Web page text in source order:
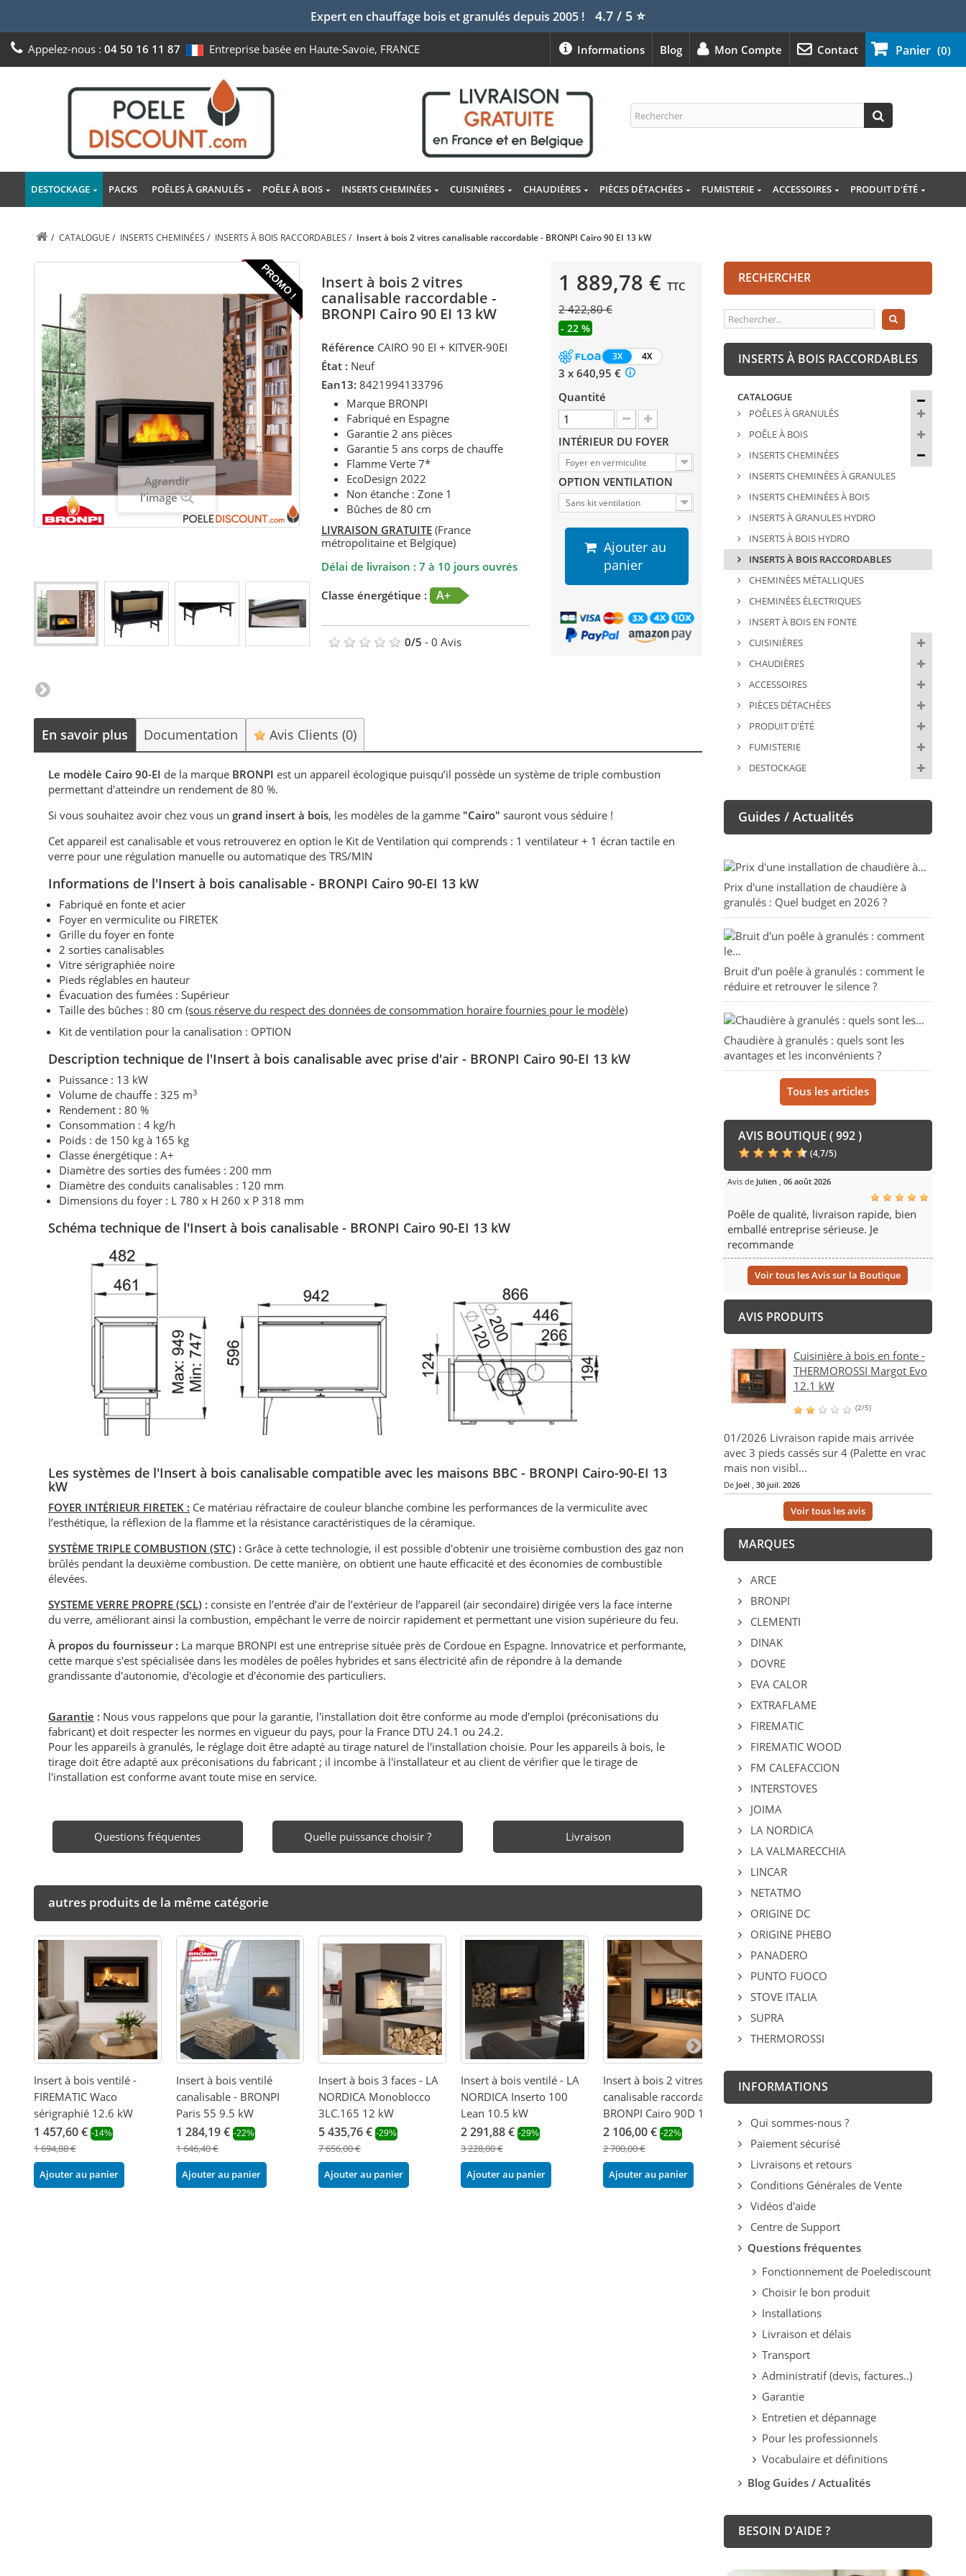
Expert en chauffage bois et granulés depuis 2005 ! 4.7 / 5⭐
Panier (0)
Appelez-nous : 04 50 16 11 87 Entreprise basée en Haute-Savoie, FRANCE Contact
Mon Compte
Blog
Informations
DESTOCKAGE PACKS POÊLES À GRANULÉS POÊLE À BOIS INSERTS CHEMINÉES CUISINIÈRES CHAUDIÈRES PIÈCES DÉTACHÉES FUMISTERIE ACCESSOIRES PRODUIT D'ÉTÉ
/ CATALOGUE / INSERTS CHEMINÉES / INSERTS À BOIS RACCORDABLES / Insert à bois 2 vitres canalisable raccordable - BRONPI Cairo 90 EI 13 kW
PROMO !
Agrandir
l'image
Insert à bois 2 vitres
canalisable raccordable -
BRONPI Cairo 90 EI 13 kW
Référence CAIRO 90 EI + KITVER-90EI
État : Neuf
Ean13: 8421994133796
Marque BRONPI
Fabriqué en Espagne
Garantie 2 ans pièces
Garantie 5 ans corps de chauffe
Flamme Verte 7*
EcoDesign 2022
Non étanche : Zone 1
Bûches de 80 cm
LIVRAISON GRATUITE (France
métropolitaine et Belgique)
Délai de livraison : 7 à 10 jours ouvrés
Classe énergétique :
A+
0/5 - 0 Avis
1 889,78 € TTC
2 422,80 €
- 22 %
3X 4X
3 x 640,95 €
Quantité
INTÉRIEUR DU FOYER
Foyer en vermiculite
OPTION VENTILATION
Sans kit ventilation
Ajouter au
panier
En savoir plus Documentation Avis Clients(0)
Le modèle Cairo 90-EI de la marque BRONPIest un appareil écologique puisqu’il possède un système de triple combustion
permettant d'atteindre un rendement de 80 %.
Si vous souhaitez avoir chez vous ungrand insert à bois, les modèles de la gamme "Cairo"sauront vous séduire !
Cet appareil est canalisable et vous retrouverez en option le Kit de Ventilation qui comprends : 1 ventilateur + 1 écran tactile en
verre pour une régulation manuelle ou automatique des TRS/MIN
Informations de l'Insert à bois canalisable - BRONPI Cairo 90-EI 13 kW
Fabriqué en fonte et acier
Foyer en vermiculite ou FIRETEK
Grille du foyer en fonte
2 sorties canalisables
Vitre sérigraphiée noire
Pieds réglables en hauteur
Évacuation des fumées : Supérieur
Taille des bûches : 80 cm(sous réserve du respect des données de consommation horaire fournies pour le modèle)
Kit de ventilation pour la canalisation : OPTION
Description technique de l'Insert à bois canalisable avec prise d'air - BRONPI Cairo 90-EI 13 kW
Puissance : 13 kW
Volume de chauffe : 325 m3
Rendement : 80 %
Consommation : 4 kg/h
Poids : de 150 kg à 165 kg
Classe énergétique : A+
Diamètre des sorties des fumées : 200 mm
Diamètre des conduits canalisables : 120 mm
Dimensions du foyer : L 780 x H 260 x P 318 mm
Schéma technique de l'Insert à bois canalisable- BRONPI Cairo 90-EI 13 kW
Les systèmes de l'Insert à bois canalisable compatible avec les maisons BBC - BRONPI Cairo-90-EI 13
kW
FOYER INTÉRIEUR FIRETEK : Ce matériau réfractaire de couleur blanche combine les performances de la vermiculite avec
l’esthétique, la réflexion de la flamme et la résistance caractéristiques de la céramique.
SYSTÈME TRIPLE COMBUSTION (STC) : Grâce à cette technologie, il est possible d'obtenir une troisième combustion des gaz non
brûlés pendant la deuxième combustion. De cette manière, on obtient une haute efficacité et des économies de combustible
élevées.
SYSTEME VERRE PROPRE (SCL) : consiste en l’entrée d’air de l’extérieur de l’appareil (air secondaire) dirigée vers la face interne
du verre, améliorant ainsi la combustion, empêchant le verre de noircir rapidement et permettant une vision supérieure du feu.
À propos du fournisseur : La marque BRONPI est une entreprise située près de Cordoue en Espagne. Innovatrice et performante,
cette marque s'est spécialisée dans les modèles de poêles hybrides et sans électricité afin de répondre à la demande
grandissante d'autonomie, d'écologie et d'économie des particuliers.
Garantie : Nous vous rappelons que pour la garantie, l'installation doit être conforme au mode d'emploi (préconisations du
fabricant) et doit respecter les normes en vigueur du pays, pour la France DTU 24.1 ou 24.2.
Pour les appareils à granulés, le réglage doit être adapté au tirage naturel de l'installation choisie. Pour les appareils à bois, le
tirage doit être adapté aux préconisations du fabricant ; il incombe à l'installateur et au client de vérifier que le tirage de
l'installation est conforme avant toute mise en service.
Questions fréquentes Quelle puissance choisir ? Livraison
autres produits de la même catégorie
Insert à bois ventilé -
FIREMATIC Waco
sérigraphié 12.6 kW
1 457,60 € -14%
1 694,88 €
Ajouter au panier
Insert à bois ventilé
canalisable - BRONPI
Paris 55 9.5 kW
1 284,19 € -22%
1 646,40 €
Ajouter au panier
Insert à bois 3 faces - LA
NORDICA Monoblocco
3LC.165 12 kW
5 435,76 € -29%
7 656,00 €
Ajouter au panier
Insert à bois ventilé - LA
NORDICA Inserto 100
Lean 10.5 kW
2 291,88 € -29%
3 228,00 €
Ajouter au panier
Insert à bois 2 vitres
canalisable raccordable -
BRONPI Cairo 90D 14 kW
2 106,00 € -22%
2 700,00 €
Ajouter au panier
Insert à bois ventilé
14.5 kW
2 738,10 € -14%
3 183,84 €
Ajouter au panier
RECHERCHER
INSERTS À BOIS RACCORDABLES
CATALOGUE
POÊLES À GRANULÉS
POÊLE À BOIS
INSERTS CHEMINÉES
INSERTS CHEMINÉES À GRANULES
INSERTS CHEMINÉES À BOIS
INSERTS À GRANULES HYDRO
INSERTS À BOIS HYDRO
INSERTS À BOIS RACCORDABLES
CHEMINÉES MÉTALLIQUES
CHEMINÉES ÉLECTRIQUES
INSERT À BOIS EN FONTE
CUISINIÈRES
CHAUDIÈRES
ACCESSOIRES
PIÈCES DÉTACHÉES
PRODUIT D'ÉTÉ
FUMISTERIE
DESTOCKAGE
Guides / Actualités
Prix d'une installation de chaudière à
granulés : Quel budget en 2026 ?
Bruit d'un poêle à granulés : comment le
réduire et retrouver le silence ?
Chaudière à granulés : quels sont les
avantages et les inconvénients ?
Tous les articles
AVIS BOUTIQUE ( 992 )
(4,7/5)
Avis de Julien, 06 août 2026
Poêle de qualité, livraison rapide, bien
emballé entreprise sérieuse. Je
recommande
Voir tous les Avis sur la Boutique
AVIS PRODUITS
Cuisinière à bois en fonte -
THERMOROSSI Margot Evo
12.1 kW
(2/5)
01/2026 Livraison rapide mais arrivée
avec 3 pieds cassés sur 4 (Palette en vrac
mais non visibl...
De Joël, 30 juil. 2026
Voir tous les avis
MARQUES
ARCE
BRONPI
CLEMENTI
DINAK
DOVRE
EVA CALOR
EXTRAFLAME
FIREMATIC
FIREMATIC WOOD
FM CALEFACCION
INTERSTOVES
JOIMA
LA NORDICA
LA VALMARECCHIA
LINCAR
NETATMO
ORIGINE DC
ORIGINE PHEBO
PANADERO
PUNTO FUOCO
STOVE ITALIA
SUPRA
THERMOROSSI
INFORMATIONS
Qui sommes-nous ?
Paiement sécurisé
Livraisons et retours
Conditions Générales de Vente
Vidéos d'aide
Centre de Support
Questions fréquentes
Fonctionnement de Poelediscount
Choisir le bon produit
Installations
Livraison et délais
Transport
Administratif (devis, factures..)
Garantie
Entretien et dépannage
Pour les professionnels
Vocabulaire et définitions
Blog Guides / Actualités
BESOIN D'AIDE ?